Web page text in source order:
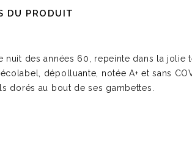
DU PRODUIT
des années 60, repeinte dans la jolie
dépolluante, notée A+ et sans
dorés au bout de ses gambettes.